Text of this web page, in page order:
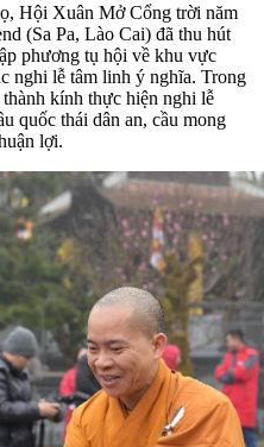
Hội Xuân Mở Cổng trời năm
(Sa Pa, Lào Cai) đã thu hút
phương tụ hội về khu vực
nghi lễ tâm linh ý nghĩa. Trong
kính thực hiện nghi lễ
quốc thái dân an, cầu mong
lợi.